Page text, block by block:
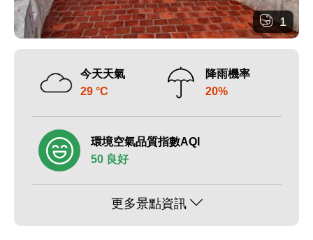
1
今天天氣
29 °C
降雨機率
20%
環境空氣品質指數AQI
50 良好
更多景點資訊